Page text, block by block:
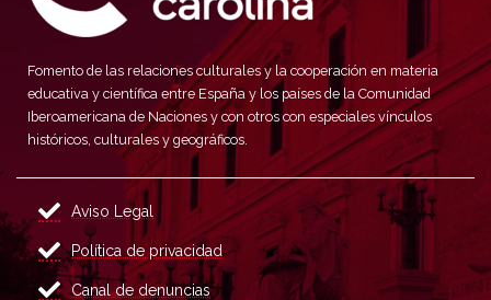
Fomento de las relaciones culturales y la cooperación en materia
educativa y científica entre España y los países de la Comunidad
Iberoamericana de Naciones y con otros con especiales vínculos
históricos, culturales y geográficos.
Aviso Legal
Política de privacidad
Canal de denuncias